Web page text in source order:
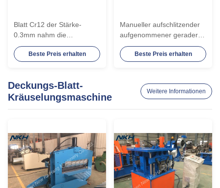
Blatt Cr12 der Stärke-
0.3mm nahm die
ehemalige Stehfalz-Rolle
auf
Beste Preis erhalten
Manueller aufschlitzender
aufgenommener gerader
Stehfalz rollen ehemaliges
Beste Preis erhalten
Deckungs-Blatt-
Kräuselungsmaschine
Weitere Informationen